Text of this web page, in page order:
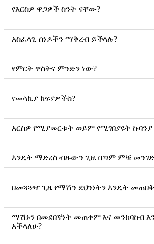
የእርስዎ ዋጋዎች ስንት ናቸው?
አስፈላጊ ሰነዶችን ማቅረብ ይችላሉ?
የምርት ዋስትና ምንድን ነው?
የመላኪያ ክፍያዎችስ?
እርስዎ የሚያመርቱት ወይም የሚገበያዩት ኩባንያ
እንዴት ማድረስ ብዙውን ጊዜ በጣም ምቹ
በመጓጓዣ ጊዜ የማሽን ደህንነትን እንዴት
ማሽኑን በመደበኛነት መጠቀም እና መንከባከብ
እችላለሁ?